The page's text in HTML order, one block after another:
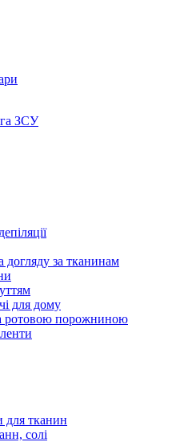
ЗСУ
догляду за тканинам
для дому
ротовою порожниною
для тканин
солі